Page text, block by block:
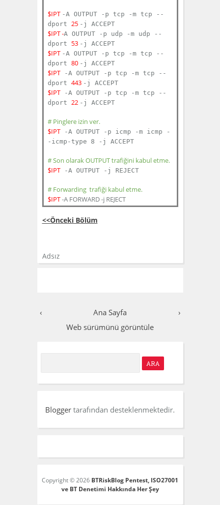
$IPT -A OUTPUT -p tcp -m tcp --
dport 25 -j ACCEPT
$IPT -A OUTPUT -p udp -m udp --
dport 53 -j ACCEPT
$IPT -A OUTPUT -p tcp -m tcp --
dport 80 -j ACCEPT
$IPT-A OUTPUT -p tcp -m tcp --
dport 443 -j ACCEPT
$IPT-A OUTPUT -p tcp -m tcp --
dport 22 -j ACCEPT
# Pinglere izin ver.
$IPT-A OUTPUT -p icmp -m icmp -
-icmp-type 8 -j ACCEPT
# Son olarak OUTPUT trafiğini kabul etme.
$IPT-A OUTPUT -j REJECT
# Forwarding trafiği kabul etme.
$IPT-A FORWARD -j REJECT
<<Önceki Bölüm
Adsız
‹ ›
Ana Sayfa
Web sürümünü görüntüle
e
r
Blogger tarafından desteklenmektedir.
Copyright ©2026 BTRiskBlog Pentest, ISO27001
ve BT Denetimi Hakkında Her Şey